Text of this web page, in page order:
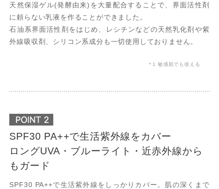
天然保湿ゲル(発酵由来)を大量配合することで、界面活性剤
に頼らない乳液を作ることができました。
石油系界面活性剤をはじめ、レシチンなどの天然乳化剤や紫
外線吸収剤、シリコン系成分も一切使用しておりません。
＊1 敏感肌でも使える
SPF30 PA++で生活紫外線をカバー
ロングUVA・ブルーライト・近赤外線から
もガード
SPF30 PA++で生活紫外線をしっかりカバー。肌の深くまで